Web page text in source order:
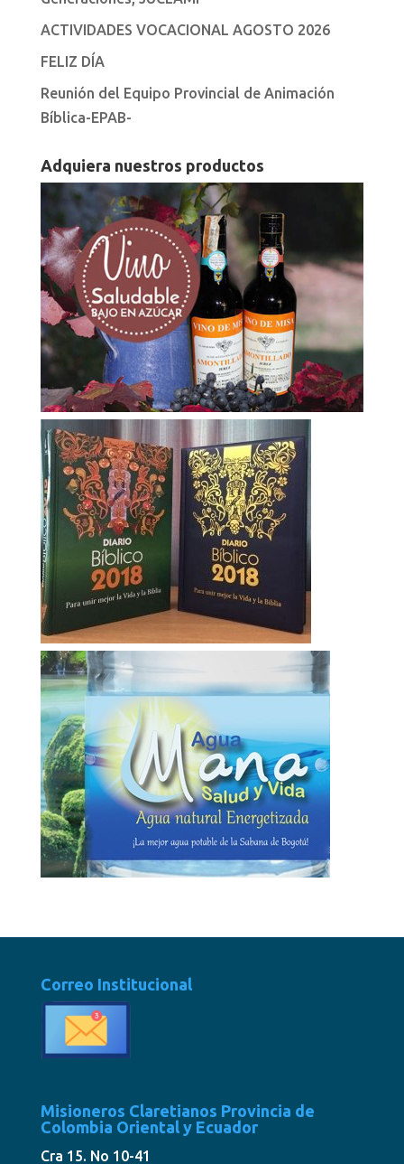
ACTIVIDADES VOCACIONAL AGOSTO 2026
FELIZ DÍA
Reunión del Equipo Provincial de Animación
Bíblica-EPAB-
Adquiera nuestros productos
Correo Institucional
Misioneros Claretianos Provincia de
Colombia Oriental y Ecuador
Cra 15. No 10-41